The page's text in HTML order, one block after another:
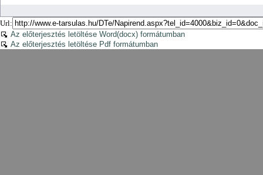
Url:
Az előterjesztés letöltése Word(docx) formátumban
Az előterjesztés letöltése Pdf formátumban